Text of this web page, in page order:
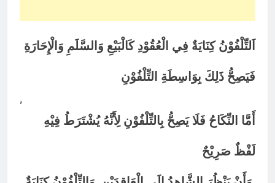
اَلتِّلْفُوْنُ كِنَايَةٌ فِي الْعُقُوْدِ كَالْبَيْعِ وَالسَّلَمِ وَالْإِحَارَةِ
فَيَصِحُّ ذَلِكَ بِوَاسِطَةِ التِّلْفُوْنِ
,
أَمَّا النِّكَاحُ فَلَا يَصِحُّ بِالتِّلْفُوْنِ لِأَنَّهُ يُشْتَرَطُ فِيْهِ
لَفْظٌ صَرِيْحٌ